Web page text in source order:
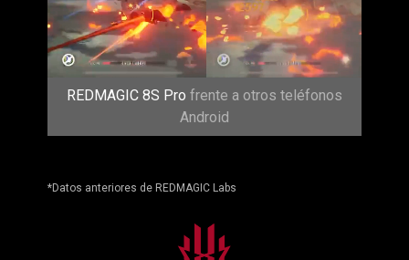
REDMAGIC 8S Pro frente a otros teléfonos
Android
*Datos anteriores de REDMAGIC Labs